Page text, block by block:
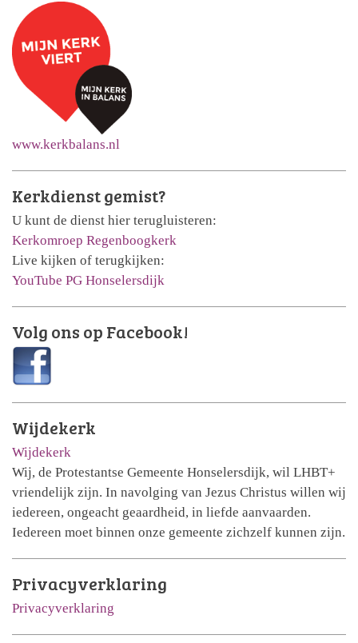
www.kerkbalans.nl
Kerkdienst gemist?
U kunt de dienst hier terugluisteren:
Kerkomroep Regenboogkerk
Live kijken of terugkijken:
YouTube PG Honselersdijk
Volg ons op Facebook!
Wijdekerk
Wijdekerk
Wij, de Protestantse Gemeente Honselersdijk, wil LHBT+
vriendelijk zijn. In navolging van Jezus Christus willen wij
iedereen, ongeacht geaardheid, in liefde aanvaarden.
Iedereen moet binnen onze gemeente zichzelf kunnen zijn.
Privacyverklaring
Privacyverklaring